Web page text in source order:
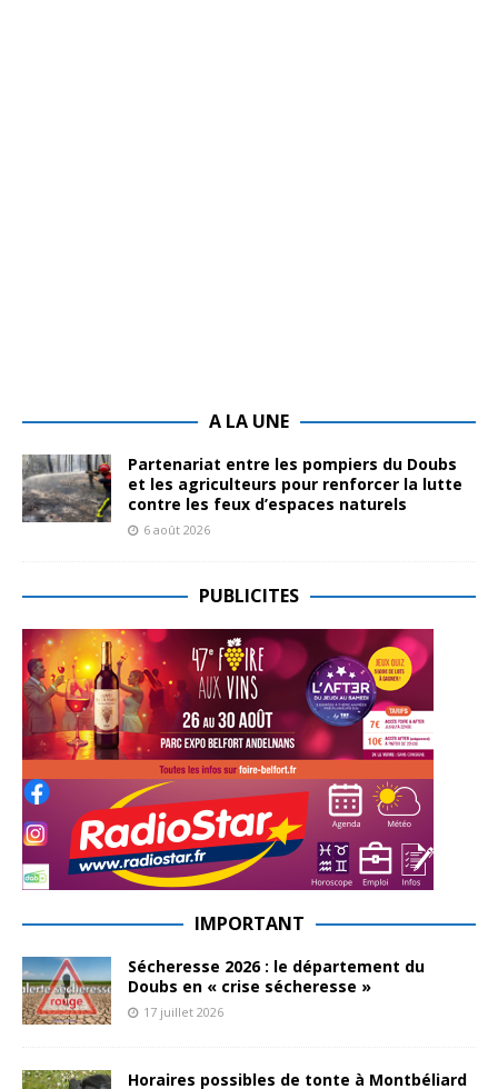
A LA UNE
Partenariat entre les pompiers du Doubs
et les agriculteurs pour renforcer la lutte
contre les feux d’espaces naturels
6 août 2026
PUBLICITES
IMPORTANT
Sécheresse 2026 : le département du
Doubs en « crise sécheresse »
17 juillet 2026
Horaires possibles de tonte à Montbéliard